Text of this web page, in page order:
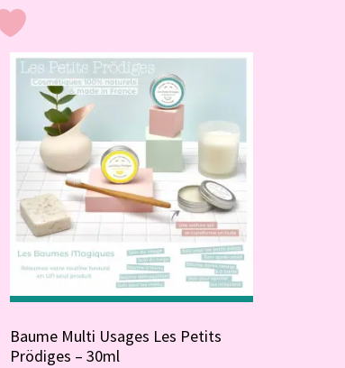
Baume Multi Usages Les Petits
Prödiges – 30ml